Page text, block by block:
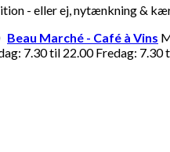
- eller ej, nytænkning &
Beau Marché - Café à Vins
7.30 til 22.00 Fredag: